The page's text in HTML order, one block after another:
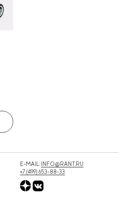
E-MAIL: INFO@RANT.RU
+7 (499) 653-88-33